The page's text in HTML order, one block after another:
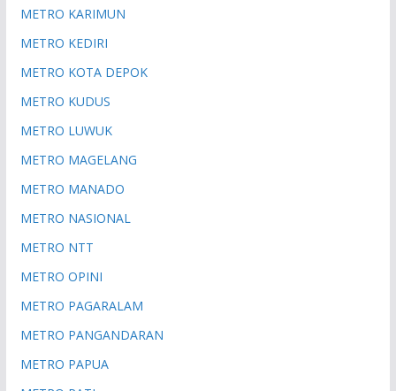
METRO KARIMUN
METRO KEDIRI
METRO KOTA DEPOK
METRO KUDUS
METRO LUWUK
METRO MAGELANG
METRO MANADO
METRO NASIONAL
METRO NTT
METRO OPINI
METRO PAGARALAM
METRO PANGANDARAN
METRO PAPUA